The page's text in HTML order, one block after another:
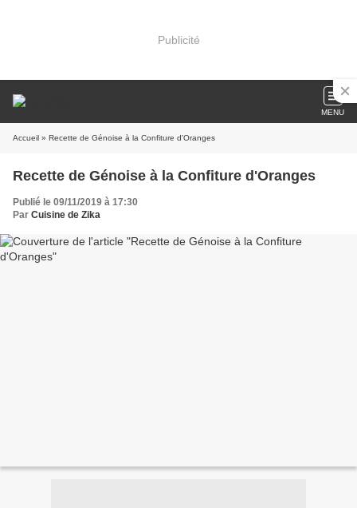
Publicité
MENU
Accueil » Recette de Génoise à la Confiture d'Oranges
Recette de Génoise à la Confiture d'Oranges
Publié le 09/11/2019 à 17:30
Par Cuisine de Zika